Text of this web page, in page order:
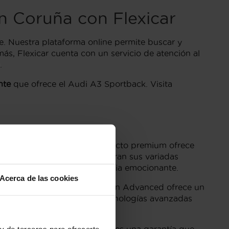
Acerca de las cookies
Coruña con Flexicar
Nuestra plataforma online permite buscar y
Flexicar cuenta con un servicio de atención al
que ofrece el Audi A3 Sportback. Visita
en Coruña. Este compacto premium ofrece
A3 Sportback se encuentran sus variadas
reducido y una potencia emocionante.
las más populares. La versión Advanced ofrece un
este modelo incluye tecnologías avanzadas